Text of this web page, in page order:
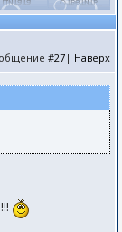
#27 | Наверх